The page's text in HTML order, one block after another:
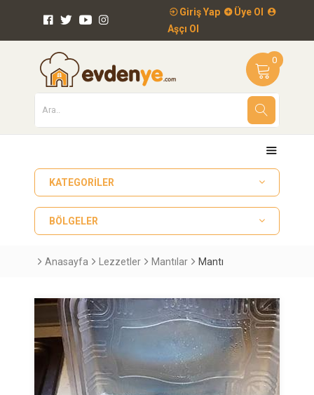
Giriş Yap
Üye Ol
Aşçı Ol
0
KATEGORILER
BÖLGELER
Anasayfa Lezzetler Mantılar Mantı